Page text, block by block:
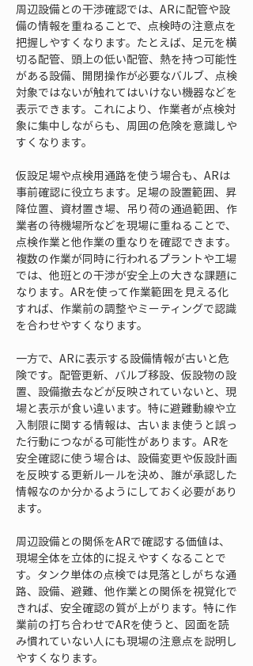
周辺設備との干渉確認では、ARに配管や設
備の情報を重ねることで、点検時の注意点を
把握しやすくなります。たとえば、足元を横
切る配管、頭上の低い配管、熱を持つ可能性
がある設備、開閉操作が必要なバルブ、点検
対象ではないが触れてはいけない機器などを
表示できます。これにより、作業者が点検対
象に集中しながらも、周囲の危険を意識しや
すくなります。
仮設足場や点検用通路を使う場合も、ARは
事前確認に役立ちます。足場の設置範囲、昇
降位置、資材置き場、吊り荷の通過範囲、作
業者の待機場所などを現場に重ねることで、
点検作業と他作業の重なりを確認できます。
複数の作業が同時に行われるプラントや工場
では、他班との干渉が安全上の大きな課題に
なります。ARを使って作業範囲を見える化
すれば、作業前の調整やミーティングで認識
を合わせやすくなります。
一方で、ARに表示する設備情報が古いと危
険です。配管更新、バルブ移設、仮設物の設
置、設備撤去などが反映されていないと、現
場と表示が食い違います。特に避難動線や立
入制限に関する情報は、古いまま使うと誤っ
た行動につながる可能性があります。ARを
安全確認に使う場合は、設備変更や仮設計画
を反映する更新ルールを決め、誰が承認した
情報なのか分かるようにしておく必要があり
ます。
周辺設備との関係をARで確認する価値は、
現場全体を立体的に捉えやすくなることで
す。タンク単体の点検では見落としがちな通
路、設備、避難、他作業との関係を視覚化で
きれば、安全確認の質が上がります。特に作
業前の打ち合わせでARを使うと、図面を読
み慣れていない人にも現場の注意点を説明し
やすくなります。